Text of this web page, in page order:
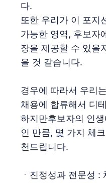
다.
또한 우리가 이 포지
가능한 영역, 후보자
장을 제공할 수 있을
을 것 같습니다.
경우에 따라서 우리
채용에 합류해서 디
하지만후보자의 인
인 만큼, 몇 가지 체
천드립니다.
ㆍ진정성과 전문성